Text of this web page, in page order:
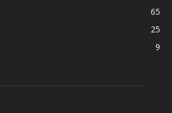
65
25
9